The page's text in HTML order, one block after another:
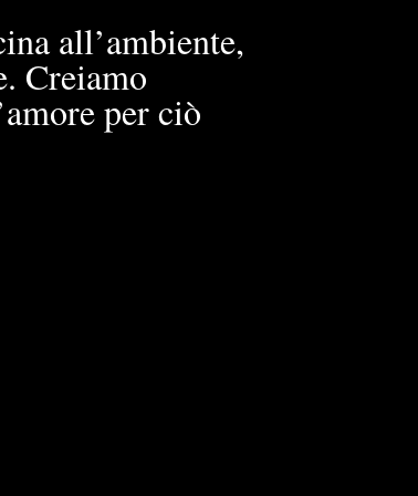
all’ambiente,
Creiamo
per ciò